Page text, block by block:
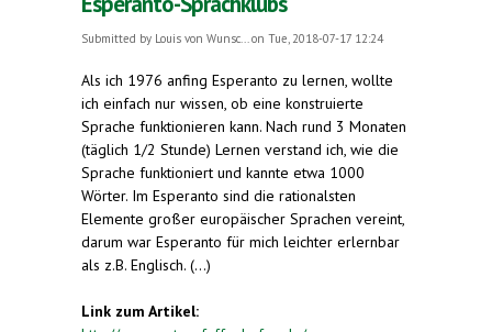
Submitted by Louis von Wunsc...on Tue, 2018-07-17 12:24
Als ich 1976 anfing Esperanto zu lernen, wollte
ich einfach nur wissen, ob eine konstruierte
Sprache funktionieren kann. Nach rund 3 Monaten
(täglich 1/2 Stunde) Lernen verstand ich, wie die
Sprache funktioniert und kannte etwa 1000
Wörter. Im Esperanto sind die rationalsten
Elemente großer europäischer Sprachen vereint,
darum war Esperanto für mich leichter erlernbar
als z.B. Englisch. (...)
Link zum Artikel: